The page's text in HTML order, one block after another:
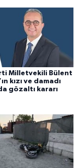
Milletvekili Bülent
kızı ve damadı
gözaltı kararı